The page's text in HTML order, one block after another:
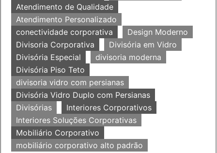
Atendimento de Qualidade
Atendimento Personalizado
conectividade corporativa
Design Moderno
Divisoria Corporativa
Divisória em Vidro
Divisória Especial
divisoria moderna
Divisória Piso Teto
divisoria vidro com persianas
Divisória Vidro Duplo com Persianas
Divisórias
Interiores Corporativos
Interiores Soluções Corporativas
Mobiliário Corporativo
mobiliário corporativo alto padrão